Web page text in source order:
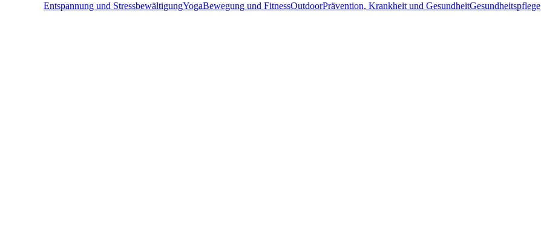
Entspannung und StressbewältigungYogaBewegung und FitnessOutdoorPrävention, Krankheit und GesundheitGesundheitspflege